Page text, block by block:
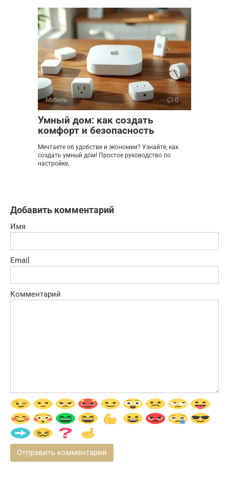
Мебель 0
Умный дом: как создать
комфорт и безопасность
Мечтаете об удобстве и экономии? Узнайте, как
создать умный дом! Простое руководство по
настройке,
Добавить комментарий
Имя
Email
Комментарий